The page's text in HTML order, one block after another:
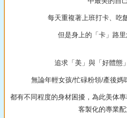
每天重複著上班打卡、吃
但是身上的「卡」路里
追求「美」與「好體態
無論年輕女孩/忙碌粉領/產後媽
都有不同程度的身材困擾，為此美体
客製化的專業配